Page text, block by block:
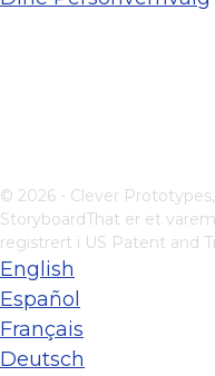
© 2026 - Clever
StoryboardThat er et
registrert i US Patent and
English
Español
Français
Deutsch